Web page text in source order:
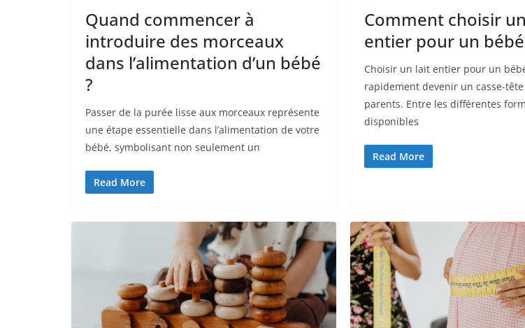
Quand commencer à
introduire des morceaux
dans l’alimentation d’un bébé
?
Passer de la purée lisse aux morceaux représente
une étape essentielle dans l’alimentation de votre
bébé, symbolisant non seulement un
Read More
Comment choisir
entier pour un bébé
Choisir un lait entier pour un
rapidement devenir un casse-
parents. Entre les différentes
disponibles
Read More